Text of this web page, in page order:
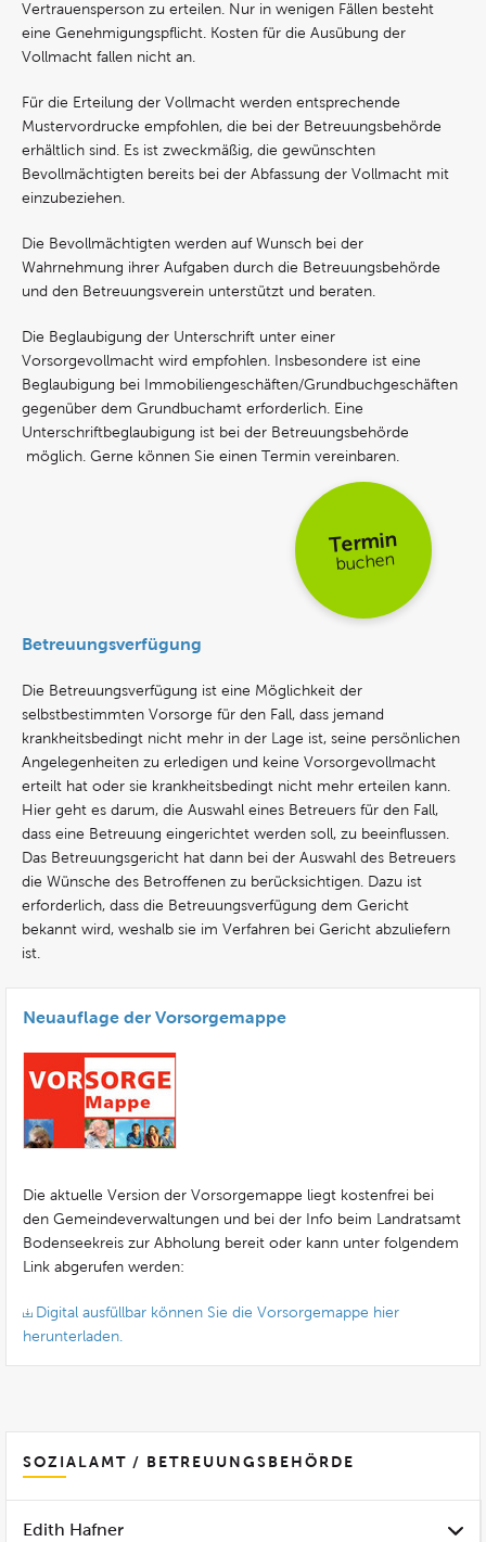
Vertrauensperson zu erteilen. Nur in wenigen Fällen besteht
eine Genehmigungspflicht. Kosten für die Ausübung der
Vollmacht fallen nicht an.
Für die Erteilung der Vollmacht werden entsprechende
Mustervordrucke empfohlen, die bei der Betreuungsbehörde
erhältlich sind. Es ist zweckmäßig, die gewünschten
Bevollmächtigten bereits bei der Abfassung der Vollmacht mit
einzubeziehen.
Die Bevollmächtigten werden auf Wunsch bei der
Wahrnehmung ihrer Aufgaben durch die Betreuungsbehörde
und den Betreuungsverein unterstützt und beraten.
Die Beglaubigung der Unterschrift unter einer
Vorsorgevollmacht wird empfohlen. Insbesondere ist eine
Beglaubigung bei Immobiliengeschäften/Grundbuchgeschäften
gegenüber dem Grundbuchamt erforderlich. Eine
Unterschriftbeglaubigung ist bei der Betreuungsbehörde
möglich. Gerne können Sie einen Termin vereinbaren.
Termin
buchen
Betreuungsverfügung
Die Betreuungsverfügung ist eine Möglichkeit der
selbstbestimmten Vorsorge für den Fall, dass jemand
krankheitsbedingt nicht mehr in der Lage ist, seine persönlichen
Angelegenheiten zu erledigen und keine Vorsorgevollmacht
erteilt hat oder sie krankheitsbedingt nicht mehr erteilen kann.
Hier geht es darum, die Auswahl eines Betreuers für den Fall,
dass eine Betreuung eingerichtet werden soll, zu beeinflussen.
Das Betreuungsgericht hat dann bei der Auswahl des Betreuers
die Wünsche des Betroffenen zu berücksichtigen. Dazu ist
erforderlich, dass die Betreuungsverfügung dem Gericht
bekannt wird, weshalb sie im Verfahren bei Gericht abzuliefern
ist.
Neuauflage der Vorsorgemappe
Die aktuelle Version der Vorsorgemappe liegt kostenfrei bei
den Gemeindeverwaltungen und bei der Info beim Landratsamt
Bodenseekreis zur Abholung bereit oder kann unter folgendem
Link abgerufen werden:
Digital ausfüllbar können Sie die Vorsorgemappe hier
herunterladen.
SOZIALAMT / BETREUUNGSBEHÖRDE
Edith Hafner